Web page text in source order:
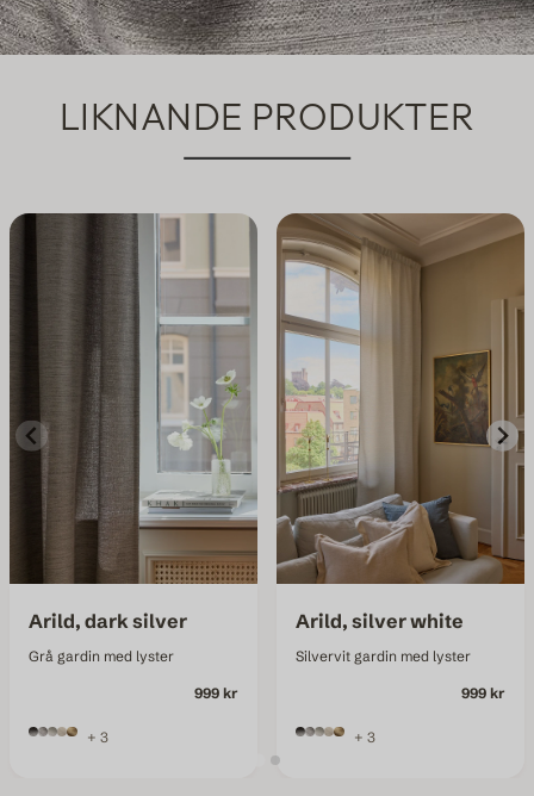
LIKNANDE PRODUKTER
Arild, dark silver
Grå gardin med lyster
999 kr
+ 3
Arild, silver white
Silvervit gardin med lyster
999 kr
+ 3